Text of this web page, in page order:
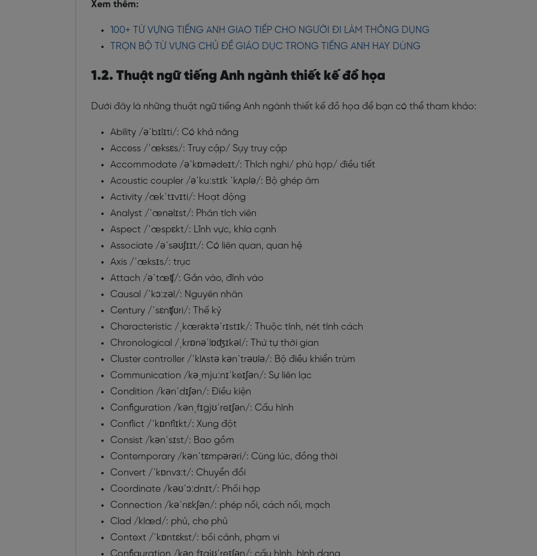
Xem thêm:
100+ TỪ VỰNG TIẾNG ANH GIAO TIẾP CHO NGƯỜI ĐI LÀM THÔNG DỤNG
TRỌN BỘ TỪ VỰNG CHỦ ĐỀ GIÁO DỤC TRONG TIẾNG ANH HAY DÙNG
1.2. Thuật ngữ tiếng Anh ngành thiết kế đồ họa
Dưới đây là những thuật ngữ tiếng Anh ngành thiết kế đồ họa để bạn có thể tham khảo:
Ability /əˈbɪlɪti/: Có khả năng
Access /ˈæksɛs/: Truy cập/ Sụy truy cập
Accommodate /əˈkɒmədeɪt/: Thích nghi/ phù hợp/ điều tiết
Acoustic coupler /əˈkuːstɪk ˈkʌplə/: Bộ ghép âm
Activity /ækˈtɪvɪti/: Hoạt động
Analyst /ˈænəlɪst/: Phân tích viên
Aspect /ˈæspɛkt/: Lĩnh vực, khía cạnh
Associate /əˈsəʊʃɪɪt/: Có liên quan, quan hệ
Axis /ˈæksɪs/: trục
Attach /əˈtæʧ/: Gắn vào, đính vào
Causal /ˈkɔːzəl/: Nguyên nhân
Century /ˈsɛnʧʊri/: Thế kỷ
Characteristic /ˌkærəktəˈrɪstɪk/: Thuộc tính, nét tính cách
Chronological /ˌkrɒnəˈlɒʤɪkəl/: Thứ tự thời gian
Cluster controller /ˈklʌstə kənˈtrəʊlə/: Bộ điều khiển trùm
Communication /kəˌmjuːnɪˈkeɪʃən/: Sự liên lạc
Condition /kənˈdɪʃən/: Điều kiện
Configuration /kənˌfɪgjʊˈreɪʃən/: Cấu hình
Conflict /ˈkɒnflɪkt/: Xung đột
Consist /kənˈsɪst/: Bao gồm
Contemporary /kənˈtɛmpərəri/: Cùng lúc, đồng thời
Convert /ˈkɒnvɜːt/: Chuyển đổi
Coordinate /kəʊˈɔːdnɪt/: Phối hợp
Connection /kəˈnɛkʃən/: phép nối, cách nối, mạch
Clad /klæd/: phủ, che phủ
Context /ˈkɒntɛkst/: bối cảnh, phạm vi
Configuration /kənˌfɪgjʊˈreɪʃən/: cấu hình, hình dạng